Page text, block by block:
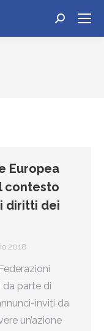
Cerca:
Europea
contesto
diritti dei
2018
da parte di
inviti da
un’azione